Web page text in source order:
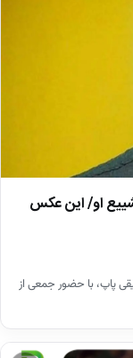
او/ این عکس
پاپ، با حضور جمعی از